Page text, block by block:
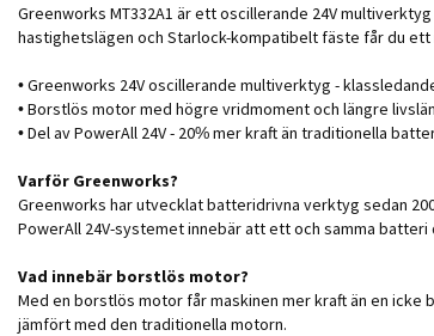
Greenworks MT332A1 är ett oscillerande 24V
hastighetslägen och Starlock-kompatibelt fäste får du
• Greenworks 24V oscillerande multiverktyg -
• Borstlös motor med högre vridmoment och längre
• Del av PowerAll 24V - 20% mer kraft än traditionella
Varför Greenworks?
Greenworks har utvecklat batteridrivna verktyg sedan
PowerAll 24V-systemet innebär att ett och samma
Vad innebär borstlös motor?
Med en borstlös motor får maskinen mer kraft än en
jämfört med den traditionella motorn.